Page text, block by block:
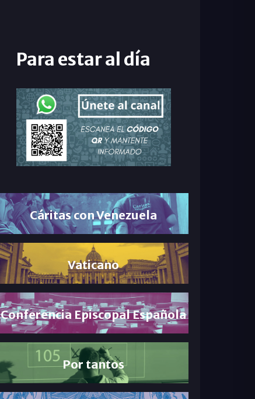
Para estar al día
Cáritas con Venezuela
Vaticano
Conferencia Episcopal Española
Por tantos